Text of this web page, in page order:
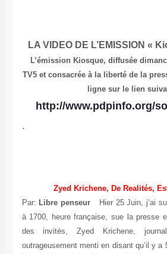
LA VIDEO DE L’EMISSION «
L’émission Kiosque, diffusée
TV5 et consacrée à la liberté de la
ligne sur le lien
http://www.pdpinfo.org/
.
Zyed Krichene, De Realités,
Par: Libre penseur Hier 25 Juin, j’ai
à 1700, heure française, sue la presse
des invités, Zyed Krichene,
outrageusement menti en disant qu’il y a